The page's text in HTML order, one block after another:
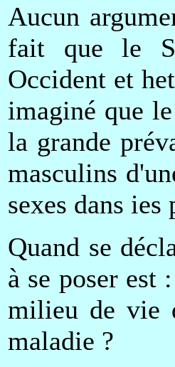
Aucun
fait que le
Occident et
imaginé que
la grande
masculins
sexes dans
Quand se
à se poser est
milieu de vie
maladie ?